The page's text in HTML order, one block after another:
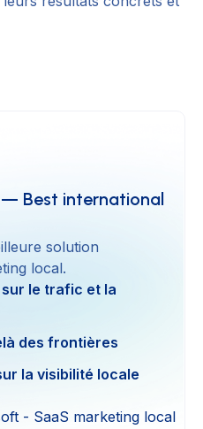
— Best international
solution
local.
le trafic et la
des frontières
la visibilité locale